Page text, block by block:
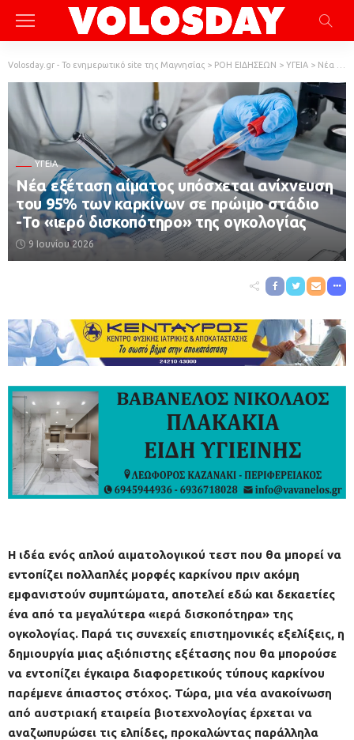
Volosday.gr - Το ενημερωτικό site της Μαγνησίας > ΡΟΗ ΕΙΔΗΣΕΩΝ > ΥΓΕΙΑ > Νέα εξέταση αίματος υπόσχεται ανίχνευση του 95% των καρκίνων σε πρώιμο στάδιο -Το «ιερό δισκοπότηρο» της ογκολογίας
ΥΓΕΙΑ
Νέα εξέταση αίματος υπόσχεται ανίχνευση
του 95% των καρκίνων σε πρώιμο στάδιο
-Το «ιερό δισκοπότηρο» της ογκολογίας
9 Ιουνίου 2026
Η ιδέα ενός απλού αιματολογικού τεστ που θα μπορεί να
εντοπίζει πολλαπλές μορφές καρκίνου πριν ακόμη
εμφανιστούν συμπτώματα, αποτελεί εδώ και δεκαετίες
ένα από τα μεγαλύτερα «ιερά δισκοπότηρα» της
ογκολογίας. Παρά τις συνεχείς επιστημονικές εξελίξεις, η
δημιουργία μιας αξιόπιστης εξέτασης που θα μπορούσε
να εντοπίζει έγκαιρα διαφορετικούς τύπους καρκίνου
παρέμενε άπιαστος στόχος. Τώρα, μια νέα ανακοίνωση
από αυστριακή εταιρεία βιοτεχνολογίας έρχεται να
αναζωπυρώσει τις ελπίδες, προκαλώντας παράλληλα